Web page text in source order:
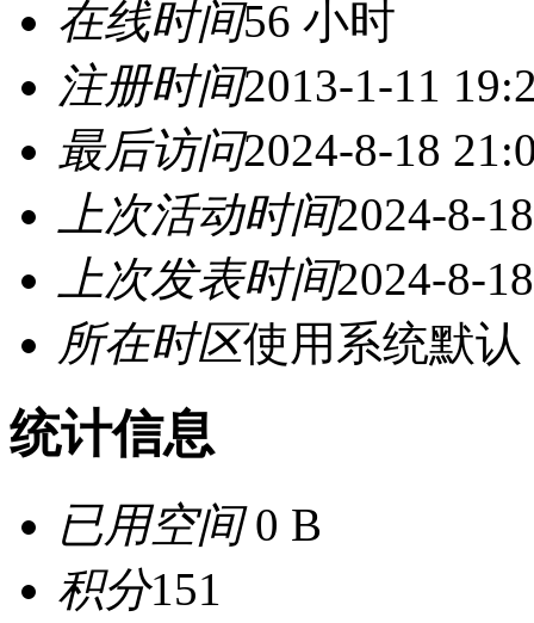
在线时间56 小时
注册时间2013-1-11
最后访问2024-8-18
上次活动时间2024-8-
上次发表时间2024-8-
所在时区使用系统默认
统计信息
已用空间0 B
积分151